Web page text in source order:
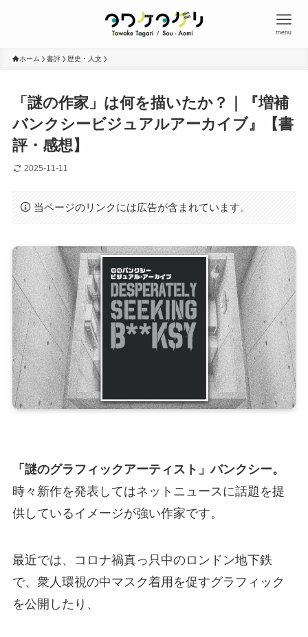
menu
ホーム 書評 歴史・人文
「謎の作家」は何を描いたか？｜『増補
バンクシービジュアルアーカイブ』【書
評・感想】
2025-11-11
当ページのリンクには広告が含まれています。
「謎のグラフィックアーティスト」バンクシー。
時々新作を発表してはネットニュースに話題を提
供しているイメージが強い作家です。
最近では、コロナ禍真っ只中のロンドン地下鉄
で、衆人環視の中マスク着用を促すグラフィック
を公開したり、